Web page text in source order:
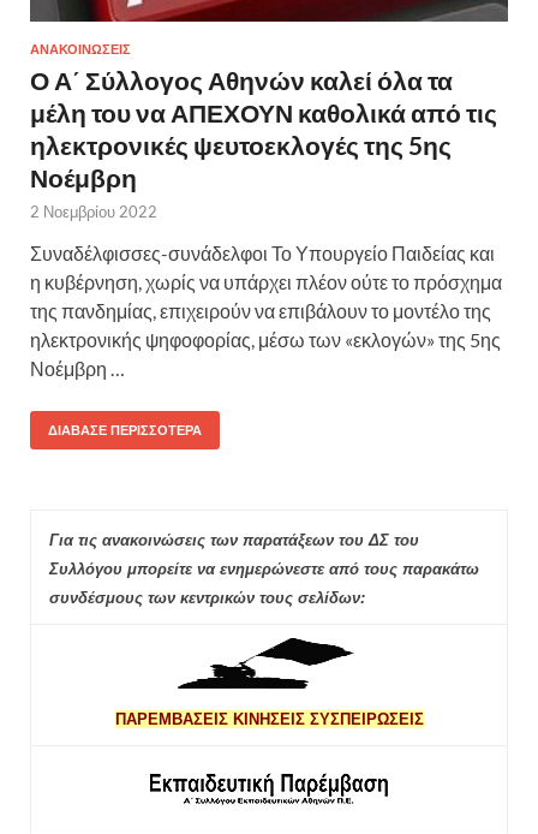
ΑΝΑΚΟΙΝΩΣΕΙΣ
Ο Α΄ Σύλλογος Αθηνών καλεί όλα τα
μέλη του να ΑΠΕΧΟΥΝ καθολικά από τις
ηλεκτρονικές ψευτοεκλογές της 5ης
Νοέμβρη
2 Νοεμβρίου 2022
Συναδέλφισσες-συνάδελφοι Το Υπουργείο Παιδείας και
η κυβέρνηση, χωρίς να υπάρχει πλέον ούτε το πρόσχημα
της πανδημίας, επιχειρούν να επιβάλουν το μοντέλο της
ηλεκτρονικής ψηφοφορίας, μέσω των «εκλογών» της 5ης
Νοέμβρη …
ΔΙΆΒΑΣΕ ΠΕΡΙΣΣΌΤΕΡΑ
Για τις ανακοινώσεις των παρατάξεων του ΔΣ του
Συλλόγου μπορείτε να ενημερώνεστε από τους παρακάτω
συνδέσμους των κεντρικών τους σελίδων:
ΠΑΡΕΜΒΑΣΕΙΣ ΚΙΝΗΣΕΙΣ ΣΥΣΠΕΙΡΩΣΕΙΣ